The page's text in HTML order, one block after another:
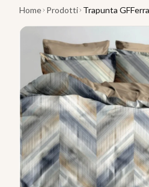
Home Prodotti Trapunta